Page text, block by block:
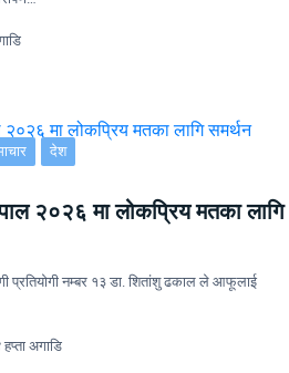
देश
२०२६ मा लोकप्रिय मतका लागि
प्रतियोगी नम्बर १३ डा. शितांशु ढकाल ले आफूलाई
हप्ता अगाडि